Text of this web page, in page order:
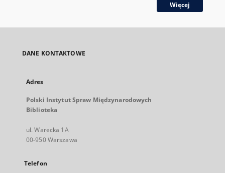
Więcej
DANE KONTAKTOWE
Adres
Polski Instytut Spraw Międzynarodowych
Biblioteka
ul. Warecka 1A
00-950 Warszawa
Telefon